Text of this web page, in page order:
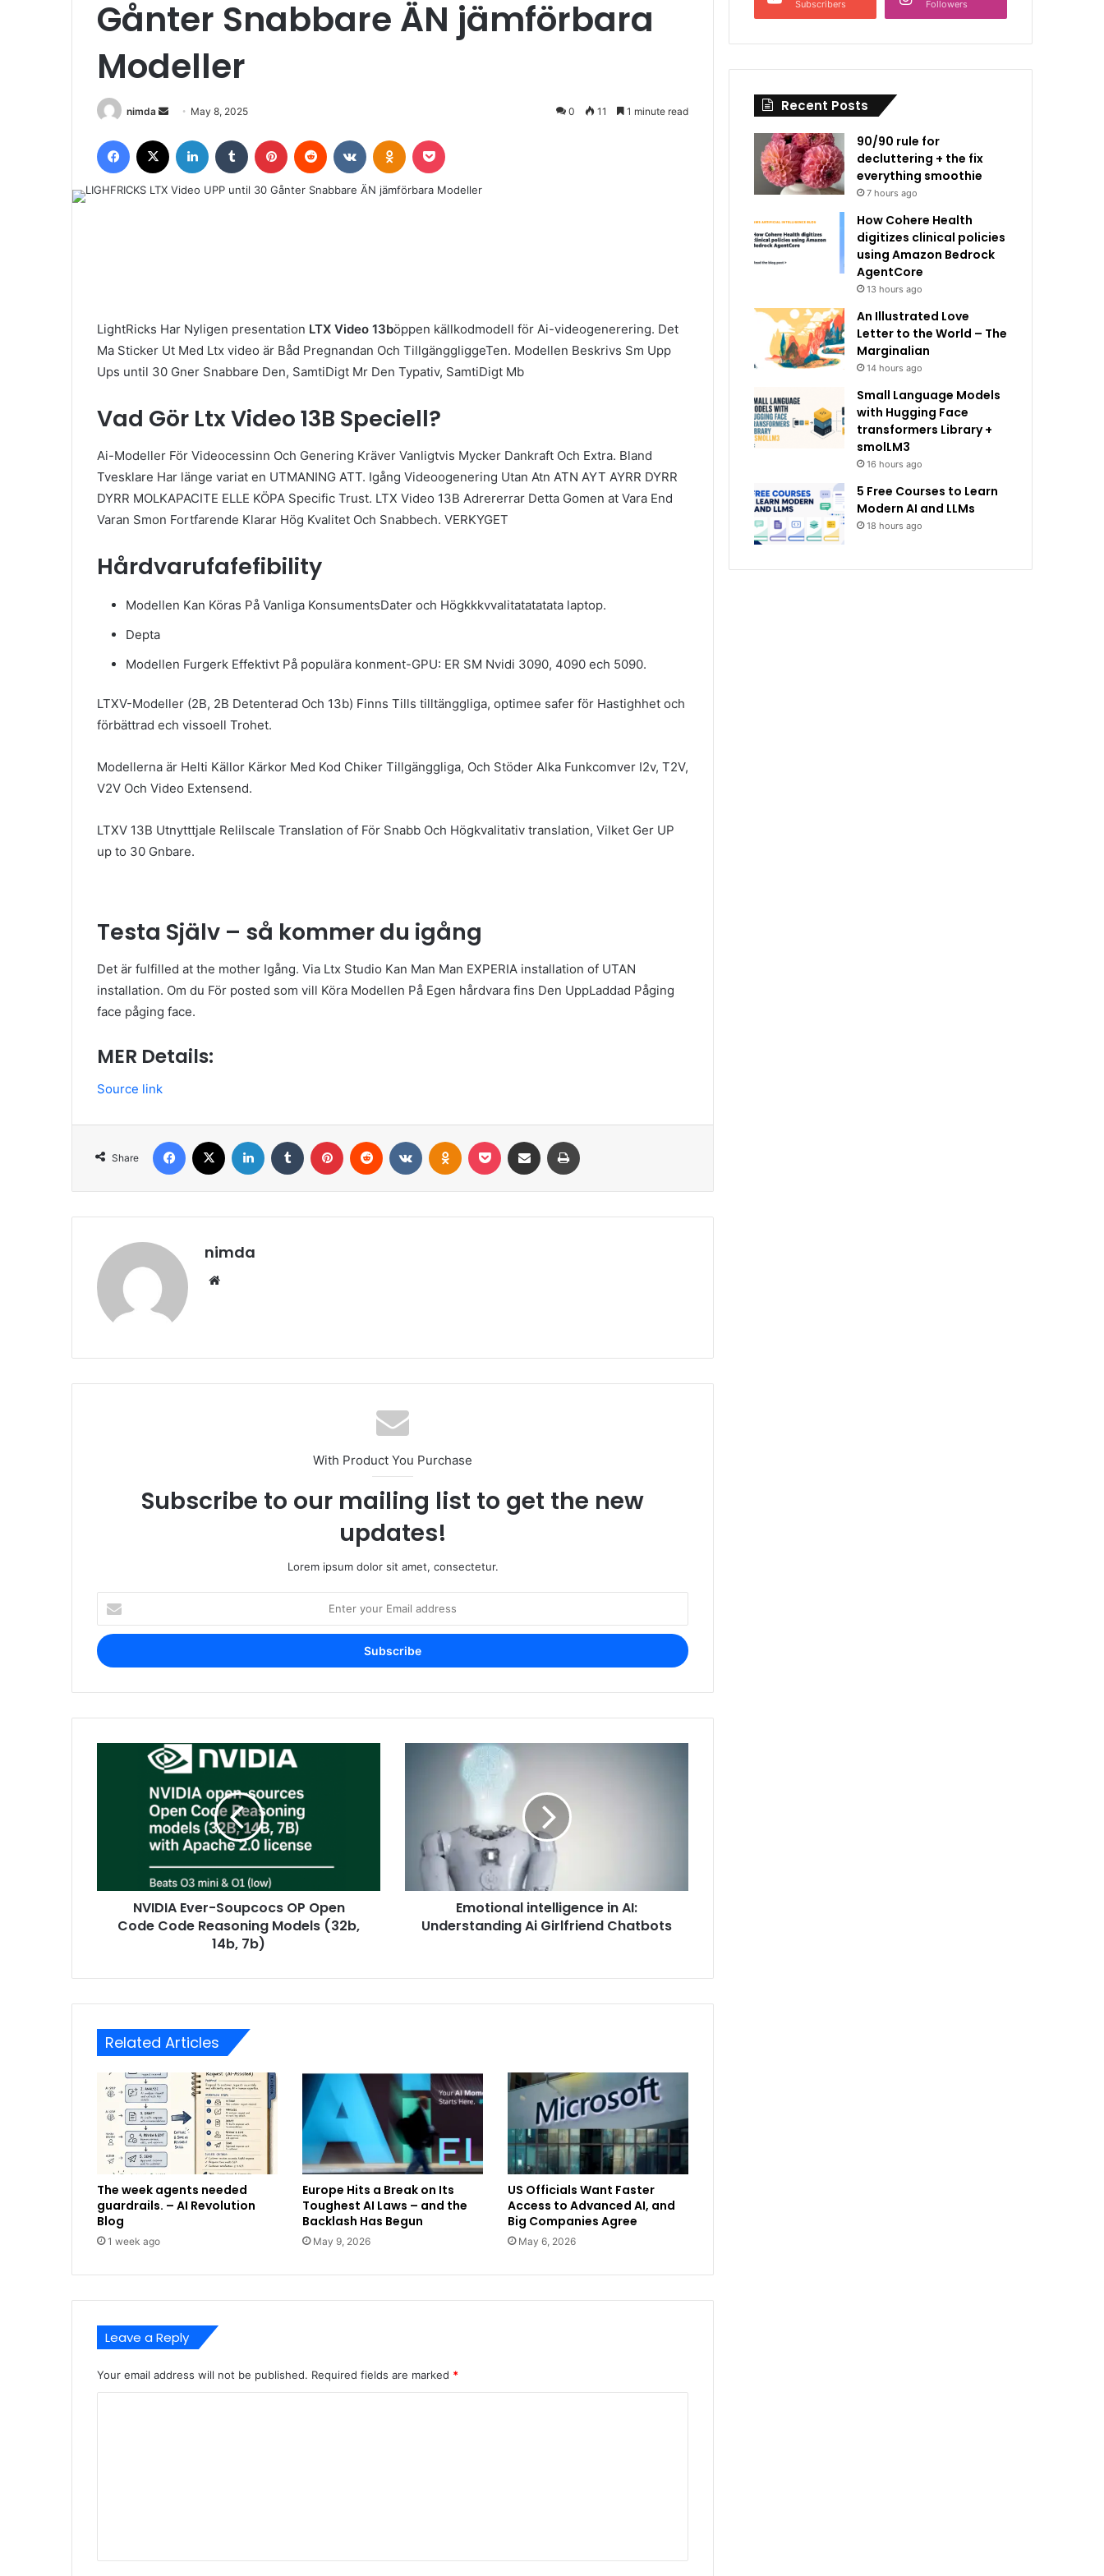
Gånter Snabbare ÄN jämförbara
Modeller
nimda
Send
email
May 8, 2025 0 11 1 minute read
Facebook LinkedIn Tumblr Pinterest Reddit VKontakteOdnoklassniki
LightRicks Har Nyligen presentation LTX Video 13böppen källkodmodell för Ai-videogenerering. Det
Ma Sticker Ut Med Ltx video är Båd Pregnandan Och TillgänggliggeTen. Modellen Beskrivs Sm Upp
Ups until 30 Gner Snabbare Den, SamtiDigt Mr Den Typativ, SamtiDigt Mb
Vad Gör Ltx Video 13B Speciell?
Ai-Modeller För Videocessinn Och Genering Kräver Vanligtvis Mycker Dankraft Och Extra. Bland
Tvesklare Har länge variat en UTMANING ATT. Igång Videoogenering Utan Atn ATN AYT AYRR DYRR
DYRR MOLKAPACITE ELLE KÖPA Specific Trust. LTX Video 13B Adrererrar Detta Gomen at Vara End
Varan Smon Fortfarende Klarar Hög Kvalitet Och Snabbech. VERKYGET
Hårdvarufafefibility
Modellen Kan Köras På Vanliga KonsumentsDater och Högkkkvvalitatatatata laptop.
Depta
Modellen Furgerk Effektivt På populära konment-GPU: ER SM Nvidi 3090, 4090 ech 5090.
LTXV-Modeller (2B, 2B Detenterad Och 13b) Finns Tills tilltänggliga, optimee safer för Hastighhet och
förbättrad ech vissoell Trohet.
Modellerna är Helti Källor Kärkor Med Kod Chiker Tillgänggliga, Och Stöder Alka Funkcomver I2v, T2V,
V2V Och Video Extensend.
LTXV 13B Utnytttjale Relilscale Translation of För Snabb Och Högkvalitativ translation, Vilket Ger UP
up to 30 Gnbare.
Testa Själv – så kommer du igång
Det är fulfilled at the mother Igång. Via Ltx Studio Kan Man Man EXPERIA installation of UTAN
installation. Om du För posted som vill Köra Modellen På Egen hårdvara fins Den UppLaddad Påging
face påging face.
MER Details:
Source link
Share
Facebook LinkedIn Tumblr Pinterest Reddit VKontakteOdnoklassniki
Pocket Share via Email
nimda
With Product You Purchase
Subscribe to our mailing list to get the new
updates!
Lorem ipsum dolor sit amet, consectetur.
your
Email
address
NVIDIA Ever-Soupcocs OP Open
Code Code Reasoning Models (32b,
14b, 7b)
Emotional intelligence in AI:
Understanding Ai Girlfriend Chatbots
Related Articles
The week agents needed
guardrails. – AI Revolution
Blog
1 week ago
Europe Hits a Break on Its
Toughest AI Laws – and the
Backlash Has Begun
May 9, 2026
US Officials Want Faster
Access to Advanced AI, and
Big Companies Agree
May 6, 2026
Leave a Reply
Your email address will not be published. Required fields are marked *
Subscribers Followers
Recent Posts
90/90 rule for
decluttering + the fix
everything smoothie
7 hours ago
How Cohere Health
digitizes clinical policies
using Amazon Bedrock
AgentCore
13 hours ago
An Illustrated Love
Letter to the World – The
Marginalian
14 hours ago
Small Language Models
with Hugging Face
transformers Library +
smolLM3
16 hours ago
5 Free Courses to Learn
Modern AI and LLMs
18 hours ago